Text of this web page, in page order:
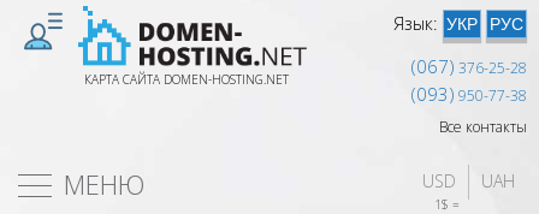
КАРТА САЙТА DOMEN-HOSTING.NET
Язык: УКР РУС
(067) 376-25-28
(093) 950-77-38
Все контакты
USD
1$ =
UAH
МЕНЮ